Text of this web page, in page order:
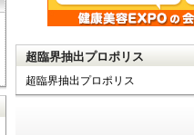
超臨界抽出プロポリス
超臨界抽出プロポリス